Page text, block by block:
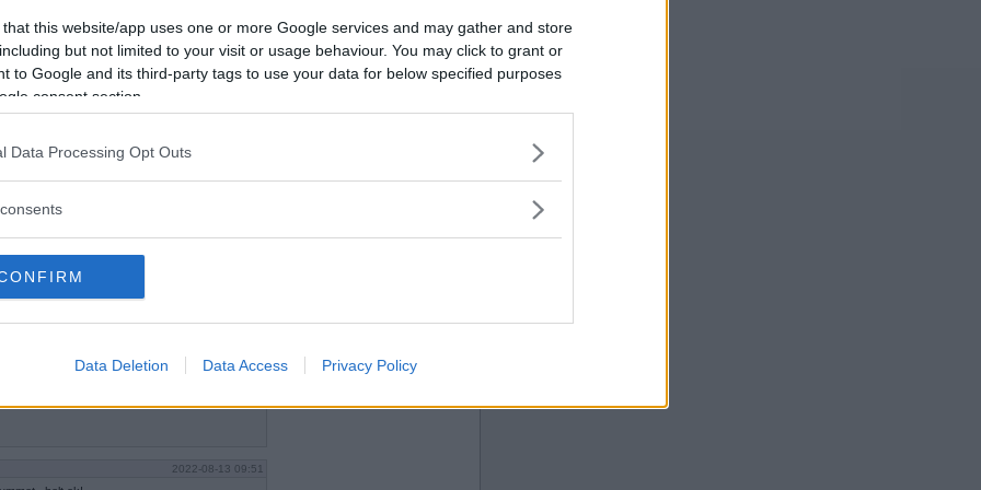
that this website/app uses one or more Google services and may gather and store
but not limited to your visit or usage behaviour. You may click to grant or
to Google and its third-party tags to use your data for below specified purposes
consent section.
Data Processing Opt Outs
Data Deletion Data Access Privacy Policy
2022-08-12 23:02
2022-08-13 09:51
Vill du bli
medlem?